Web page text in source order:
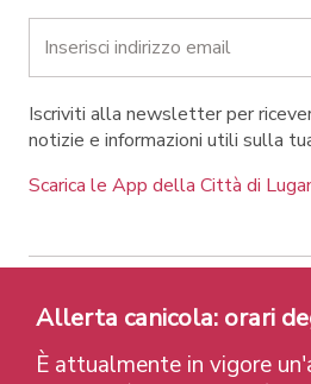
Iscriviti alla newsletter per
notizie e informazioni utili sulla
Scarica le App della Città di
Contatti Link Note legali
Label e riconoscimenti
Credits
Allerta canicola: orari
È attualmente in vigore